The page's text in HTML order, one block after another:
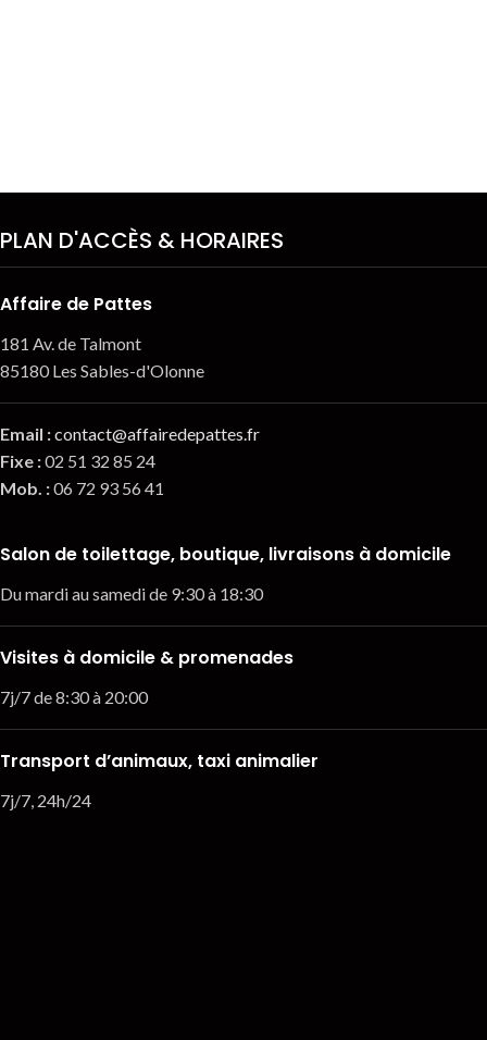
PLAN D'ACCÈS & HORAIRES
Affaire de Pattes
181 Av. de Talmont
85180 Les Sables-d'Olonne
Email :contact@affairedepattes.fr
Fixe :02 51 32 85 24
Mob. :06 72 93 56 41
Salon de toilettage, boutique, livraisons à domicile
Du mardi au samedi de 9:30 à 18:30
Visites à domicile & promenades
7j/7 de 8:30 à 20:00
Transport d’animaux, taxi animalier
7j/7, 24h/24